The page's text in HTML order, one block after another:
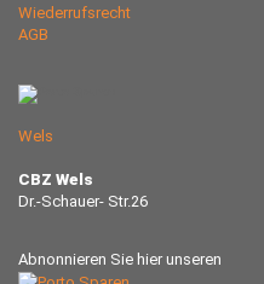
Wiederrufsrecht
AGB
Wels
CBZ Wels
Dr.-Schauer- Str.26
Abnonnieren Sie hier unseren